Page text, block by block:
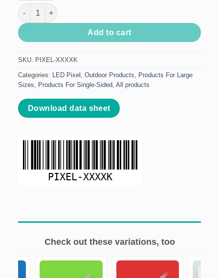
LED Pixel - 12V 0.12W quantity
Add to cart
SKU: PIXEL-XXXXK
Categories: LED Pixel ,Outdoor Products
Products For Large
Sizes
Products For Single-Sided ,All products
Download data sheet
PIXEL-XXXXK
Check out these variations, too